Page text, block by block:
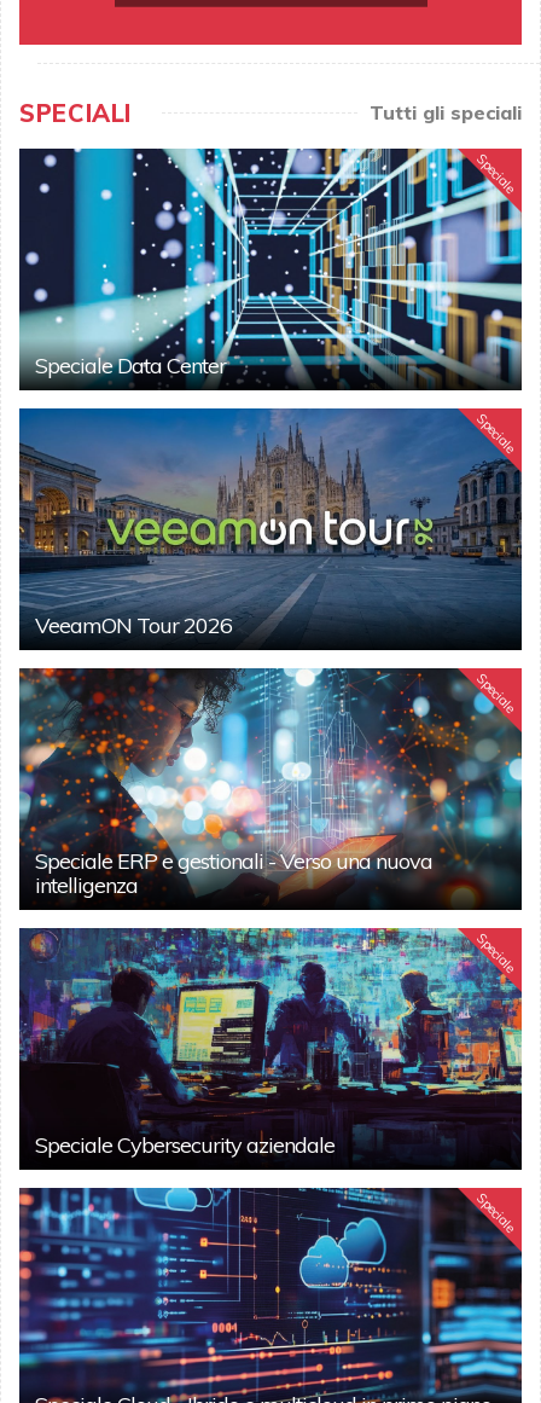
SPECIALI Tutti gli speciali
Speciale
Speciale Data Center
Speciale
VeeamON Tour 2026
Speciale
Speciale ERP e gestionali - Verso una nuova
intelligenza
Speciale
Speciale Cybersecurity aziendale
Speciale